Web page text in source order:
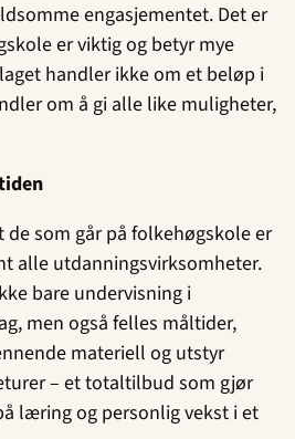
engasjementet. Det er
er viktig og betyr mye
handler ikke om et beløp i
om å gi alle like muligheter,
de som går på folkehøgskole er
alle utdanningsvirksomheter.
bare undervisning i
men også felles måltider,
materiell og utstyr
– et totaltilbud som gjør
læring og personlig vekst i et